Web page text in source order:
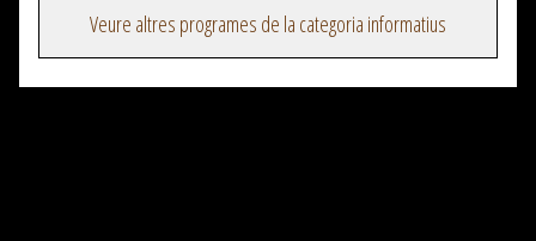
Veure altres programes de la categoria informatius